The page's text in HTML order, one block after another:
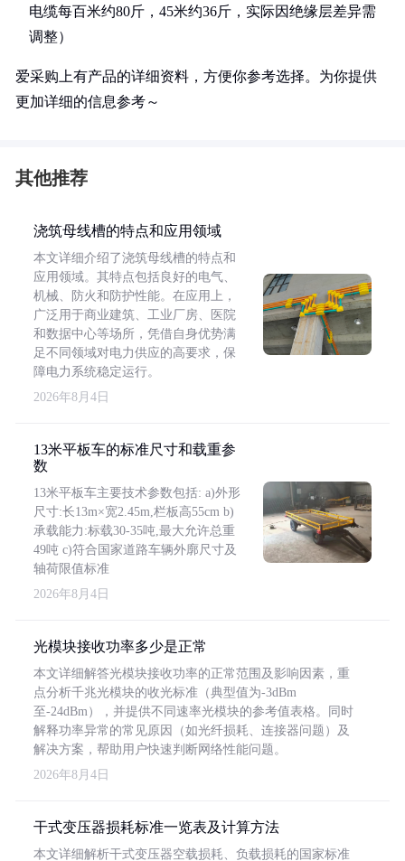
电缆每百米约80斤，45米约36斤，实际因绝缘层差异需
调整）
爱采购上有产品的详细资料，方便你参考选择。为你提供
更加详细的信息参考～
其他推荐
浇筑母线槽的特点和应用领域
本文详细介绍了浇筑母线槽的特点和
应用领域。其特点包括良好的电气、
机械、防火和防护性能。在应用上，
广泛用于商业建筑、工业厂房、医院
和数据中心等场所，凭借自身优势满
足不同领域对电力供应的高要求，保
障电力系统稳定运行。
2026年8月4日
13米平板车的标准尺寸和载重参
数
13米平板车主要技术参数包括: a)外形
尺寸:长13m×宽2.45m,栏板高55cm b)
承载能力:标载30-35吨,最大允许总重
49吨 c)符合国家道路车辆外廓尺寸及
轴荷限值标准
2026年8月4日
光模块接收功率多少是正常
本文详细解答光模块接收功率的正常范围及影响因素，重
点分析千兆光模块的收光标准（典型值为-3dBm
至-24dBm），并提供不同速率光模块的参考值表格。同时
解释功率异常的常见原因（如光纤损耗、连接器问题）及
解决方案，帮助用户快速判断网络性能问题。
2026年8月4日
干式变压器损耗标准一览表及计算方法
本文详细解析干式变压器空载损耗、负载损耗的国家标准